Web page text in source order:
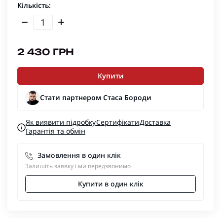
2 430 ГРН
Кількість:
Купити
Стати партнером Стаса Бороди
Як виявити підробкуСертифікатиДоставка
Гарантія та обмін
Замовлення в один клік
Залишіть заявку і ми передзвонимо
Купити в один клік